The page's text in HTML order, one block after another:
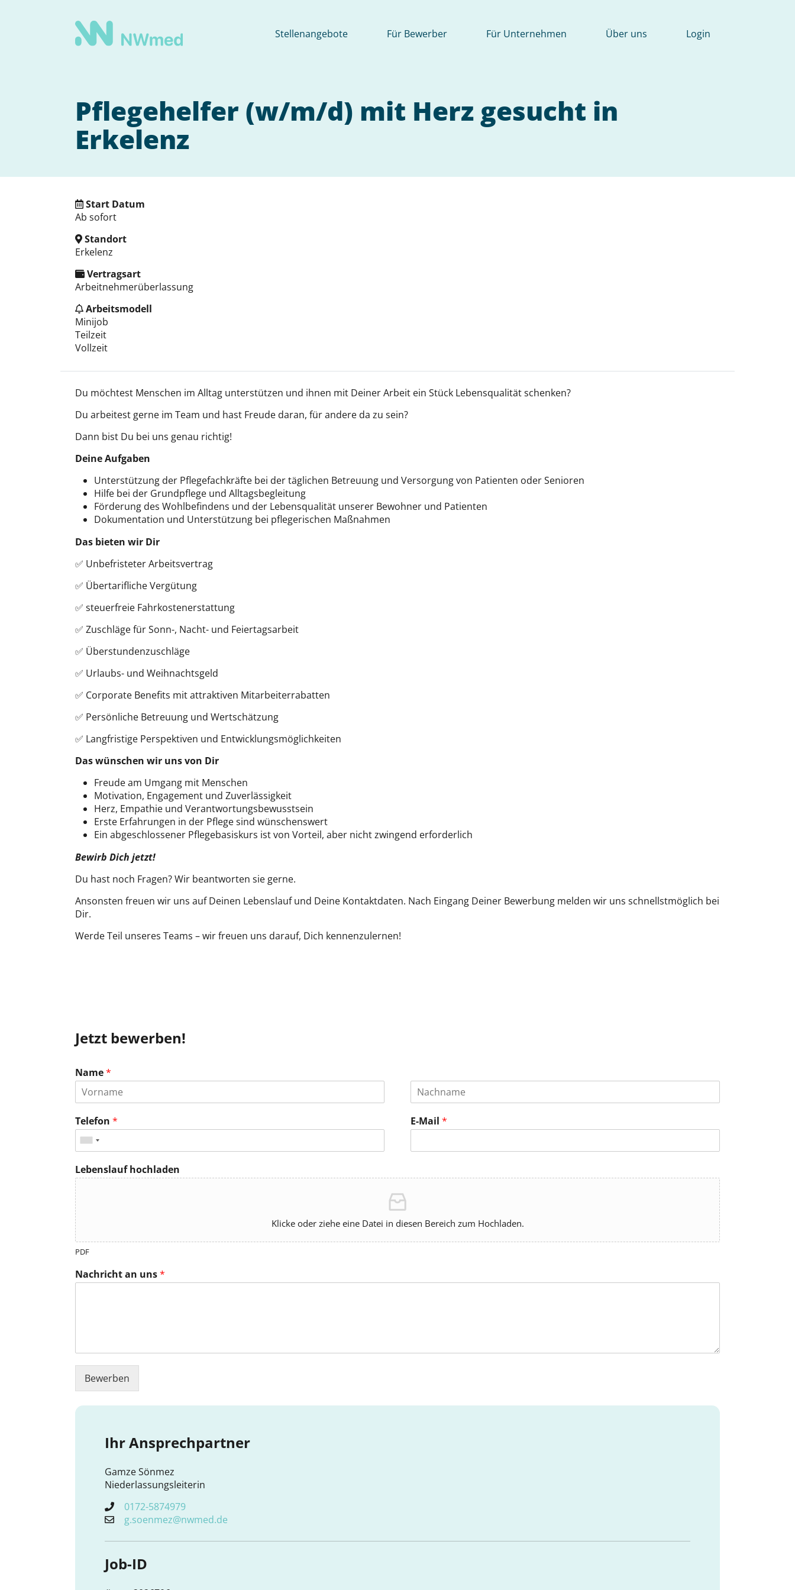
Stellenangebote Für Bewerber Für Unternehmen Über uns Login
Pflegehelfer (w/m/d) mit Herz gesucht in
Erkelenz
Start Datum
Ab sofort
Standort
Erkelenz
Vertragsart
Arbeitnehmerüberlassung
Arbeitsmodell
Minijob
Teilzeit
Vollzeit
Du möchtest Menschen im Alltag unterstützen und ihnen mit Deiner Arbeit ein Stück Lebensqualität schenken?
Du arbeitest gerne im Team und hast Freude daran, für andere da zu sein?
Dann bist Du bei uns genau richtig!
Deine Aufgaben
Unterstützung der Pflegefachkräfte bei der täglichen Betreuung und Versorgung von Patienten oder Senioren
Hilfe bei der Grundpflege und Alltagsbegleitung
Förderung des Wohlbefindens und der Lebensqualität unserer Bewohner und Patienten
Dokumentation und Unterstützung bei pflegerischen Maßnahmen
Das bieten wir Dir
✅ Unbefristeter Arbeitsvertrag
✅ Übertarifliche Vergütung
✅ steuerfreie Fahrkostenerstattung
✅ Zuschläge für Sonn-, Nacht- und Feiertagsarbeit
✅ Überstundenzuschläge
✅ Urlaubs- und Weihnachtsgeld
✅ Corporate Benefits mit attraktiven Mitarbeiterrabatten
✅ Persönliche Betreuung und Wertschätzung
✅ Langfristige Perspektiven und Entwicklungsmöglichkeiten
Das wünschen wir uns von Dir
Freude am Umgang mit Menschen
Motivation, Engagement und Zuverlässigkeit
Herz, Empathie und Verantwortungsbewusstsein
Erste Erfahrungen in der Pflege sind wünschenswert
Ein abgeschlossener Pflegebasiskurs ist von Vorteil, aber nicht zwingend erforderlich
Bewirb Dich jetzt!
Du hast noch Fragen? Wir beantworten sie gerne.
Ansonsten freuen wir uns auf Deinen Lebenslauf und Deine Kontaktdaten. Nach Eingang Deiner Bewerbung melden wir uns schnellstmöglich bei
Dir.
Werde Teil unseres Teams – wir freuen uns darauf, Dich kennenzulernen!
Jetzt bewerben!
Name*
Telefon * E-Mail *
Lebenslauf hochladen
Klicke oder ziehe eine Datei in diesen Bereich zum Hochladen.
PDF
Nachricht an uns*
Bewerben
Ihr Ansprechpartner
Gamze Sönmez
Niederlassungsleiterin
0172-5874979
g.soenmez@nwmed.de
Job-ID